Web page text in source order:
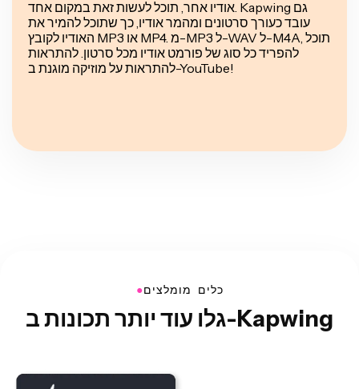
אודיו אחר, תוכל לעשות זאת במקום אחד. Kapwing גם
עובד כעורך סרטונים ומהמר אודיו, כך שתוכל להמיר את
האודיו לקובץ MP3 או MP4. מ-MP3 ל-WAV ל-M4A, תוכל
להפריד כל סוג של פורמט אודיו מכל סרטון. להתראות
להתראות על מוזיקה מוגנת ב-YouTube!
●כלים מומלצים
גלו עוד יותר תכונות ב-Kapwing